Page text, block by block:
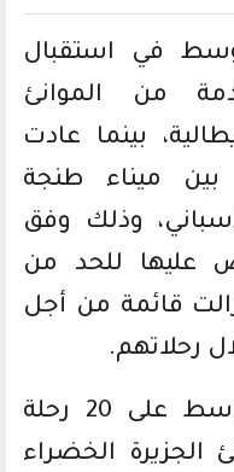
في استقبال
من الموانئ
بينما عادت
ميناء طنجة
وذلك وفق
عليها للحد من
والتي ما زالت قائمة من أجل
رحلاتهم.
ويتوفر ميناء طنجة المتوسط على 20 رحلة
الجزيرة الخضراء